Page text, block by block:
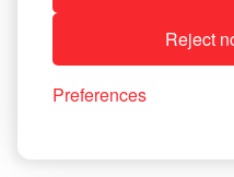
Reject
Preferences
28 janvier 2025·